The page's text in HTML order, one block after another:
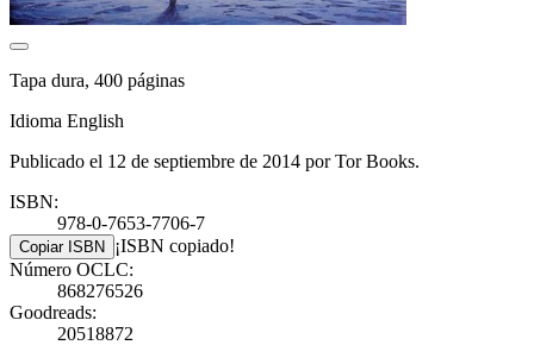
Tapa dura, 400 páginas
Idioma English
Publicado el 12 de septiembre de 2014 por Tor Books.
ISBN:
978-0-7653-7706-7
Copiar ISBN ¡ISBN copiado!
Número OCLC:
868276526
Goodreads:
20518872